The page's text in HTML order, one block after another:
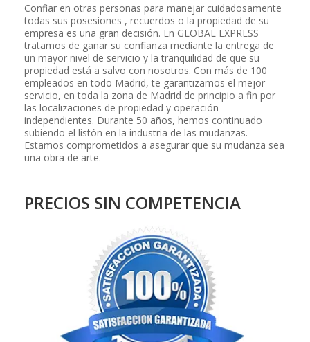
Confiar en otras personas para manejar cuidadosamente
todas sus posesiones , recuerdos o la propiedad de su
empresa es una gran decisión. En GLOBAL EXPRESS
tratamos de ganar su confianza mediante la entrega de
un mayor nivel de servicio y la tranquilidad de que su
propiedad está a salvo con nosotros. Con más de 100
empleados en todo Madrid, te garantizamos el mejor
servicio, en toda la zona de Madrid de principio a fin por
las localizaciones de propiedad y operación
independientes. Durante 50 años, hemos continuado
subiendo el listón en la industria de las mudanzas.
Estamos comprometidos a asegurar que su mudanza sea
una obra de arte.
PRECIOS SIN COMPETENCIA